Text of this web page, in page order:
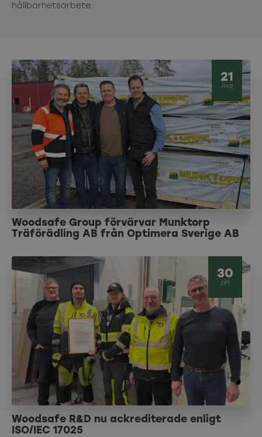
hållbarhetsarbete.
21
maj
Woodsafe Group förvärvar Munktorp
Träförädling AB från Optimera Sverige AB
30
jan
Woodsafe R&D nu ackrediterade enligt
ISO/IEC 17025